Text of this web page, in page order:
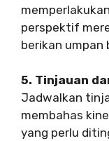
perspektif
berikan
5. Tinjauan
Jadwalkan
membahas
yang perlu